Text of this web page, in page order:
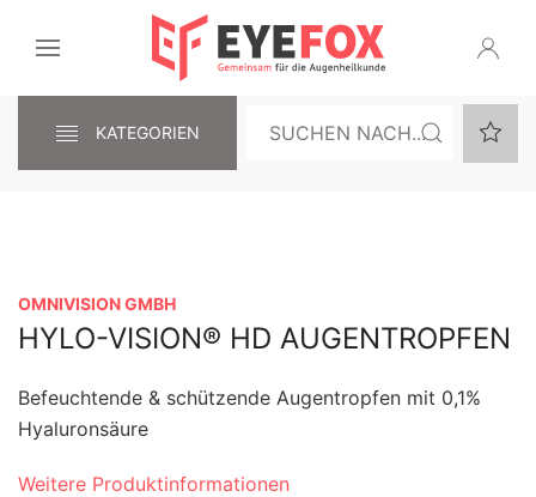
KATEGORIEN
OMNIVISION GMBH
HYLO-VISION® HD AUGENTROPFEN
Befeuchtende & schützende Augentropfen mit 0,1%
Hyaluronsäure
Weitere Produktinformationen